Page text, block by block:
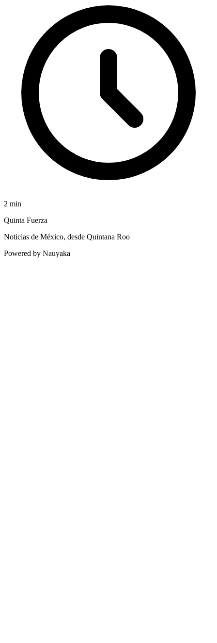
2 min
Quinta Fuerza
Noticias de México, desde Quintana Roo
Powered by Nauyaka